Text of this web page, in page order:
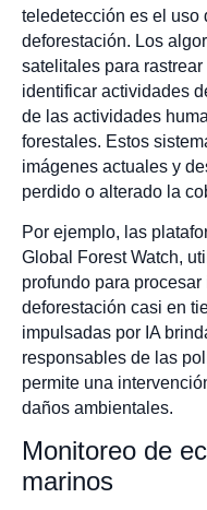
teledetección es el uso
deforestación. Los
satelitales para
identificar actividades
de las actividades
forestales. Estos
imágenes actuales y
perdido o alterado la
Por ejemplo, las
Global Forest Watch,
profundo para
deforestación casi en
impulsadas por IA
responsables de las
permite una
daños ambientales.
Monitoreo de
marinos